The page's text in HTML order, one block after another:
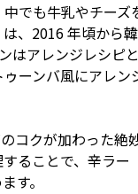
でも⽜乳やチーズ
、2016 年頃から
アレンジレシピと
ーンバ⾵にアレ
コクが加わった絶
ることで、⾟ラー
す。